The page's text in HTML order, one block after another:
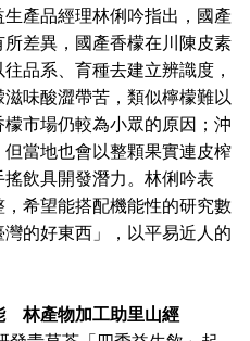
產品經理林俐吟指出，國產
差異，國產香檬在川陳皮素
品系、育種去建立辨識度，
味酸澀帶苦，類似檸檬難以
市場仍較為小眾的原因；沖
當地也會以整顆果實連皮榨
飲具開發潛力。林俐吟表
希望能搭配機能性的研究數
的好東西」，以平易近人的
林產物加工助里山經